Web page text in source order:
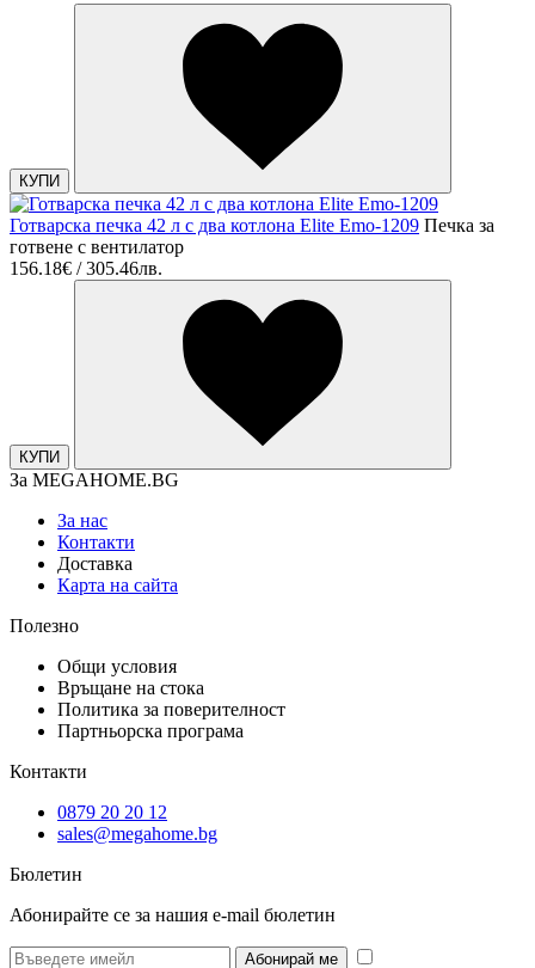
КУПИ
Готварска печка 42 л с два котлона Elite Emo-1209 Печка за
готвене с вентилатор
156.18€ / 305.46лв.
КУПИ
За MEGAHOME.BG
За нас
Контакти
Доставка
Карта на сайта
Полезно
Общи условия
Връщане на стока
Политика за поверителност
Партньорска програма
Контакти
0879 20 20 12
sales@megahome.bg
Бюлетин
Абонирайте се за нашия e-mail бюлетин